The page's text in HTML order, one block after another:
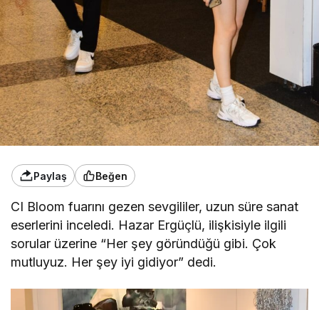
Paylaş Beğen
CI Bloom fuarını gezen sevgililer, uzun süre sanat
eserlerini inceledi. Hazar Ergüçlü, ilişkisiyle ilgili
sorular üzerine “Her şey göründüğü gibi. Çok
mutluyuz. Her şey iyi gidiyor” dedi.